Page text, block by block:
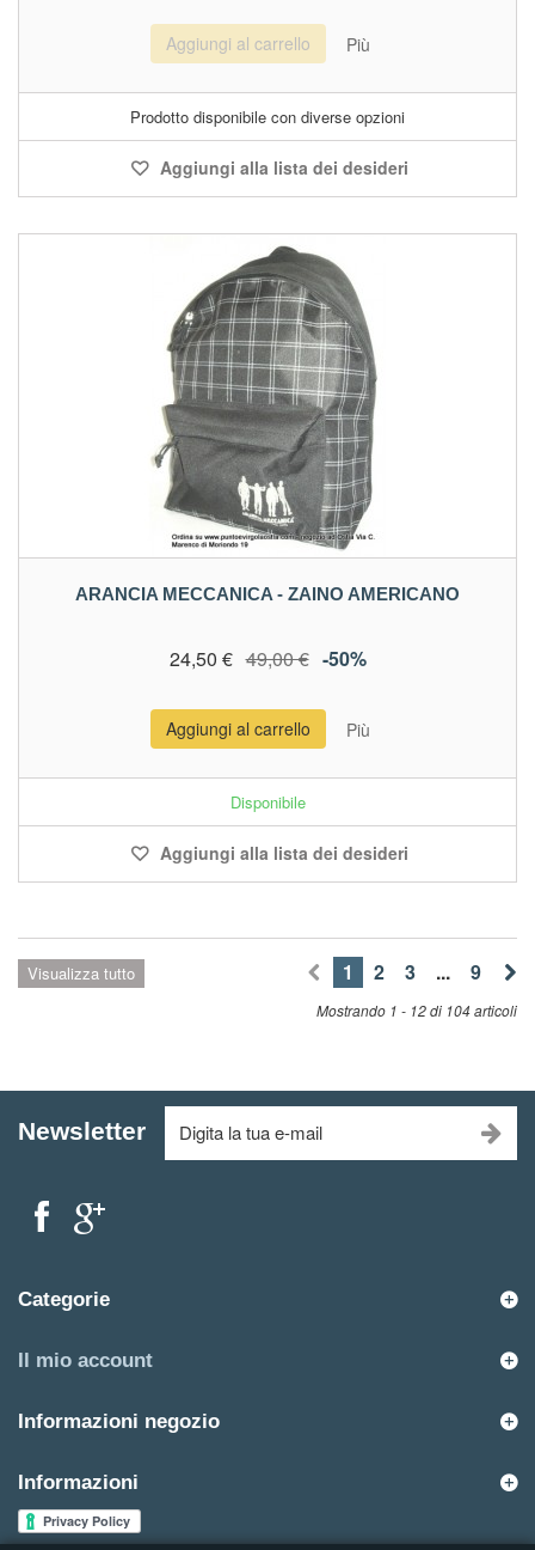
Aggiungi al carrello Più
Prodotto disponibile con diverse opzioni
Aggiungi alla lista dei desideri
ARANCIA MECCANICA - ZAINO AMERICANO
24,50 € 49,00 € -50%
Aggiungi al carrello Più
Disponibile
Aggiungi alla lista dei desideri
Visualizza tutto 1 2 3 ... 9
Mostrando 1 - 12 di 104 articoli
Newsletter
Categorie
Il mio account
Informazioni negozio
Informazioni